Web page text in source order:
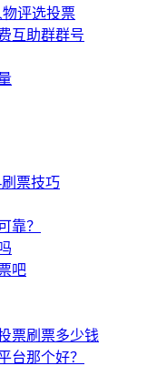
评选投票
互助群群号
票技巧
靠？
吧
票刷票多少钱
台那个好？